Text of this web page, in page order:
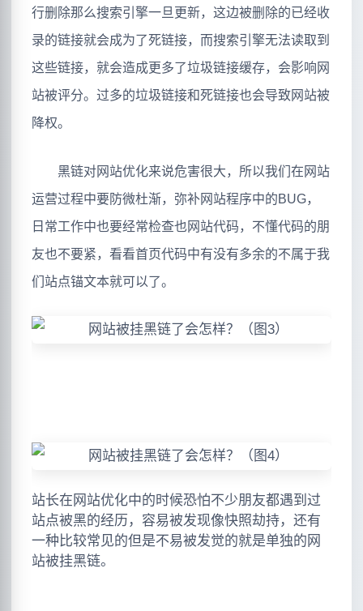
行删除那么搜索引擎一旦更新，这边被删除的已经收
录的链接就会成为了死链接，而搜索引擎无法读取到
这些链接，就会造成更多了垃圾链接缓存，会影响网
站被评分。过多的垃圾链接和死链接也会导致网站被
降权。
黑链对网站优化来说危害很大，所以我们在网站
运营过程中要防微杜渐，弥补网站程序中的BUG，
日常工作中也要经常检查也网站代码，不懂代码的朋
友也不要紧，看看首页代码中有没有多余的不属于我
们站点锚文本就可以了。
站长在网站优化中的时候恐怕不少朋友都遇到过
站点被黑的经历，容易被发现像快照劫持，还有
一种比较常见的但是不易被发觉的就是单独的网
站被挂黑链。